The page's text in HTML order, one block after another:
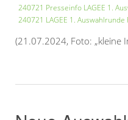
240721 Presseinfo LAGEE 1.
240721 LAGEE 1.
(21.07.2024, Foto: „kleine